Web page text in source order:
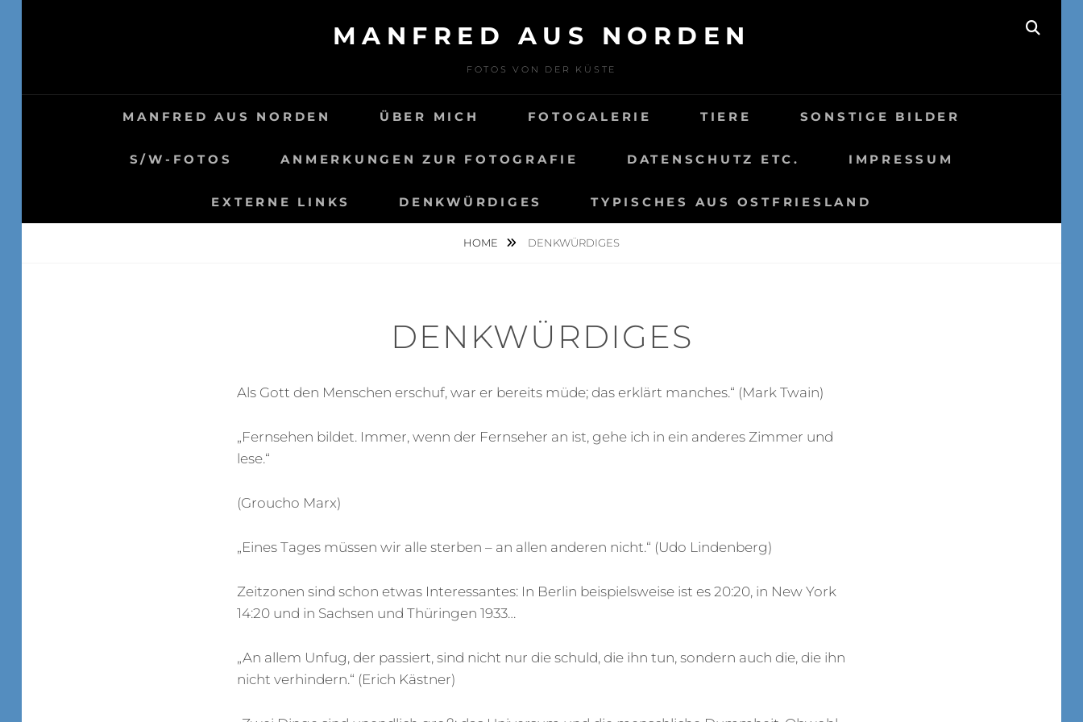
MANFRED AUS NORDEN
FOTOS VON DER KÜSTE
MANFRED AUS NORDEN ÜBER MICH FOTOGALERIE TIERE SONSTIGE BILDER
S/W-FOTOS ANMERKUNGEN ZUR FOTOGRAFIE DATENSCHUTZ ETC. IMPRESSUM
EXTERNE LINKS DENKWÜRDIGES TYPISCHES AUS OSTFRIESLAND
HOME DENKWÜRDIGES
DENKWÜRDIGES
Als Gott den Menschen erschuf, war er bereits müde; das erklärt manches.“ (Mark Twain)
„Fernsehen bildet. Immer, wenn der Fernseher an ist, gehe ich in ein anderes Zimmer und
lese.“
(Groucho Marx)
„Eines Tages müssen wir alle sterben – an allen anderen nicht.“ (Udo Lindenberg)
Zeitzonen sind schon etwas Interessantes: In Berlin beispielsweise ist es 20:20, in New York
14:20 und in Sachsen und Thüringen 1933…
„An allem Unfug, der passiert, sind nicht nur die schuld, die ihn tun, sondern auch die, die ihn
nicht verhindern.“ (Erich Kästner)